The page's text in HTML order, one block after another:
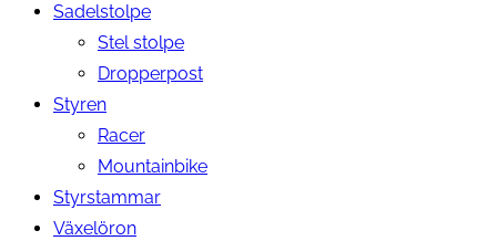
Sadelstolpe
Stel stolpe
Dropperpost
Styren
Racer
Mountainbike
Styrstammar
Växelöron